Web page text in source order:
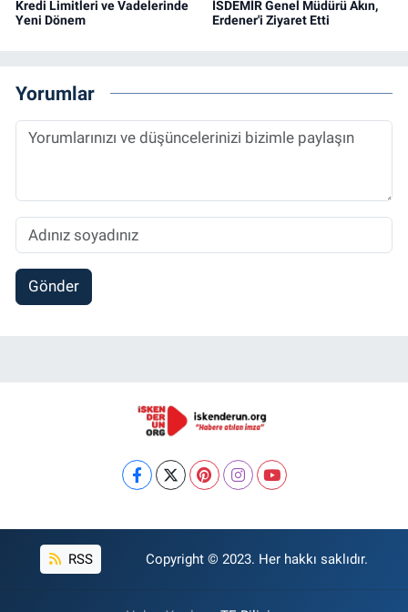
Kredi Limitleri ve Vadelerinde
Yeni Dönem
İSDEMİR Genel Müdürü Akın,
Erdener'i Ziyaret Etti
Yorumlar
Gönder
RSS Copyright © 2023. Her hakkı saklıdır.